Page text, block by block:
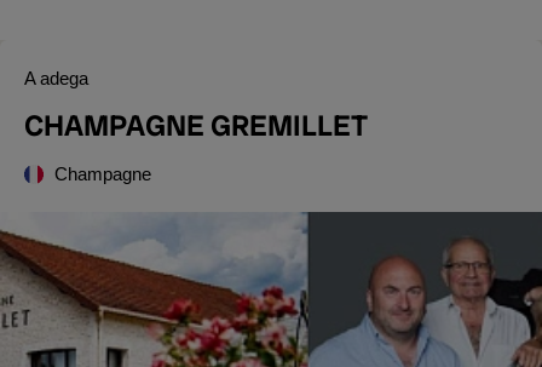
A adega
CHAMPAGNE GREMILLET
Champagne